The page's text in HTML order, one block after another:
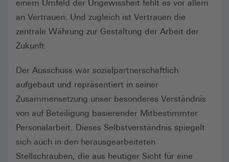
einem Umfeld der Ungewissheit fehlt es vor allem
an Vertrauen. Und zugleich ist Vertrauen die
zentrale Währung zur Gestaltung der Arbeit der
Zukunft.
Der Ausschuss war sozialpartnerschaftlich
aufgebaut und repräsentiert in seiner
Zusammensetzung unser besonderes Verständnis
von auf Beteiligung basierender Mitbestimmter
Personalarbeit. Dieses Selbstverständnis spiegelt
sich auch in den herausgearbeiteten
Stellschrauben, die aus heutiger Sicht für eine